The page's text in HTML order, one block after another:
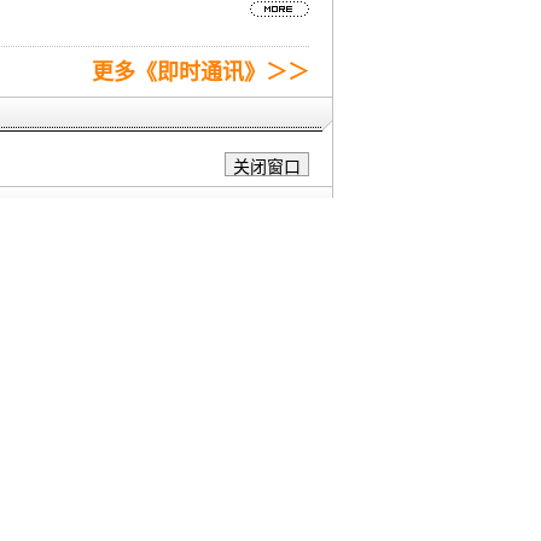
更多《即时通讯》＞＞